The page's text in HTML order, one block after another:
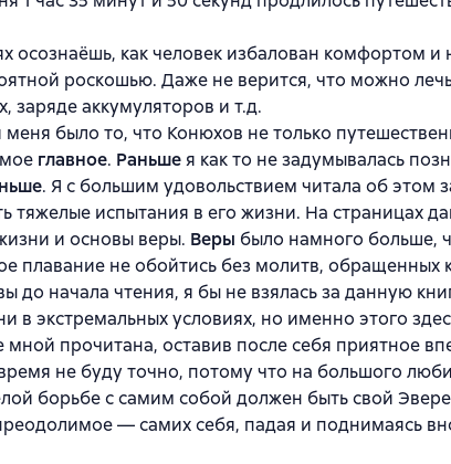
осознаёшь, как человек избалован комфортом
роскошью. Даже не верится, что можно
заряде аккумуляторов и т.д.
было то, что Конюхов не только
главное. Раньшея как то не задумывалась
. Я с большим удовольствием читала об этом
тяжелые испытания в его жизни. На страницах
и основы веры. Веры было намного больше,
плавание не обойтись без молитв, обращенных
до начала чтения, я бы не взялась за данную
в экстремальных условиях, но именно этого
мной прочитана, оставив после себя приятное
не буду точно, потому что на большого
борьбе с самим собой должен быть свой
— самих себя, падая и поднимаясь